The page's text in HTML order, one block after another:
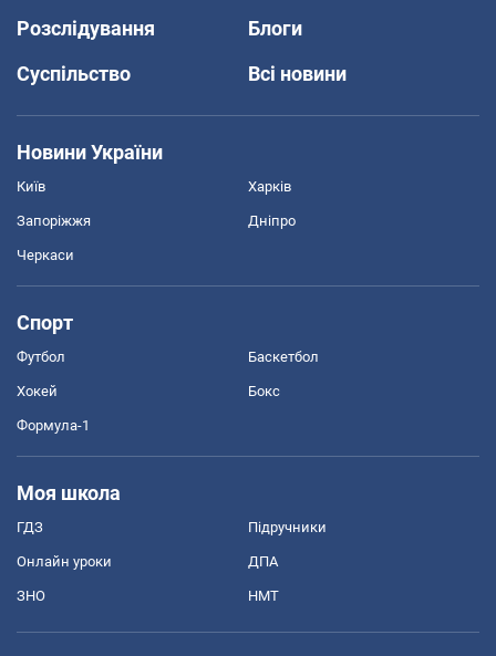
Розслідування
Блоги
Суспільство
Всі новини
Новини України
Київ Харків
Запоріжжя Дніпро
Черкаси
Спорт
Футбол Баскетбол
Хокей Бокс
Формула-1
Моя школа
ГДЗ Підручники
Онлайн уроки ДПА
ЗНО НМТ